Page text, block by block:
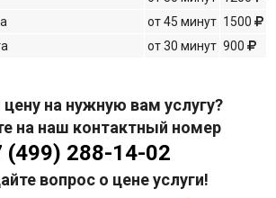
от 45 минут 1500
от 30 минут 900
на нужную вам услугу?
на наш контактный номер
(499) 288-14-02
вопрос о цене услуги!